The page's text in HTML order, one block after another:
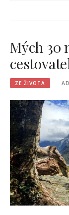
Mých 30
ZE ŽIVOTA